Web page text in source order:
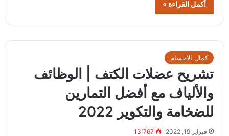
أكمل القراءة »
كمال الاجسام
تشريح عضلات الكتف | الوظائف
والألياف مع أفضل التمارين
للضخامة والتكوير 2022
فبراير 19, 2022 13٬767